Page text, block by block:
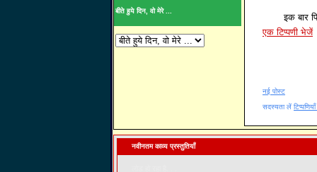
बीते हुये दिन, वो मेरे ...
इक बार
एक टिप्पणी भेजें
नई पोस्ट
सदस्यता लें
नवीनतम काव्य प्रस्तुतियाँ